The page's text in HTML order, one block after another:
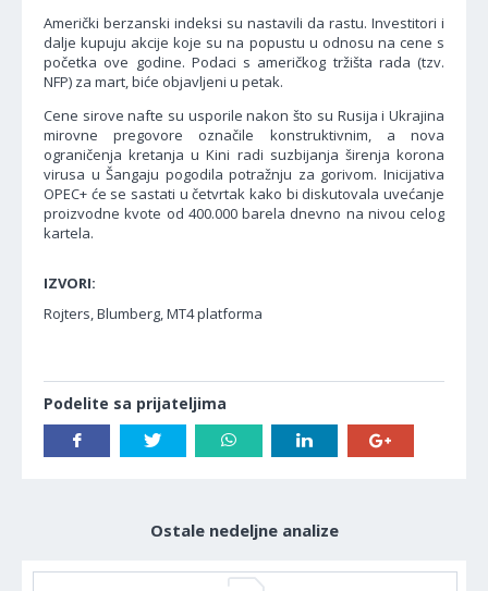
Američki berzanski indeksi su nastavili da rastu. Investitori i
dalje kupuju akcije koje su na popustu u odnosu na cene s
početka ove godine. Podaci s američkog tržišta rada (tzv.
NFP) za mart, biće objavljeni u petak.
Cene sirove nafte su usporile nakon što su Rusija i Ukrajina
mirovne pregovore označile konstruktivnim, a nova
ograničenja kretanja u Kini radi suzbijanja širenja korona
virusa u Šangaju pogodila potražnju za gorivom. Inicijativa
OPEC+ će se sastati u četvrtak kako bi diskutovala uvećanje
proizvodne kvote od 400.000 barela dnevno na nivou celog
kartela.
IZVORI:
Rojters, Blumberg, MT4 platforma
Podelite sa prijateljima
Ostale nedeljne analize